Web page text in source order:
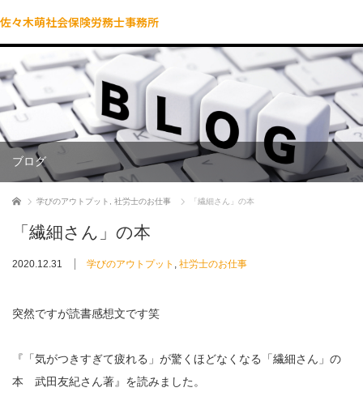
佐々木萌社会保険労務士事務所
ブログ
ホーム 学びのアウトプット 社労士のお仕事 「繊細さん」の本
「繊細さん」の本
2020.12.31 学びのアウトプット 社労士のお仕事
突然ですが読書感想文です笑
『「気がつきすぎて疲れる」が驚くほどなくなる「繊細さん」の
本 武田友紀さん著』を読みました。